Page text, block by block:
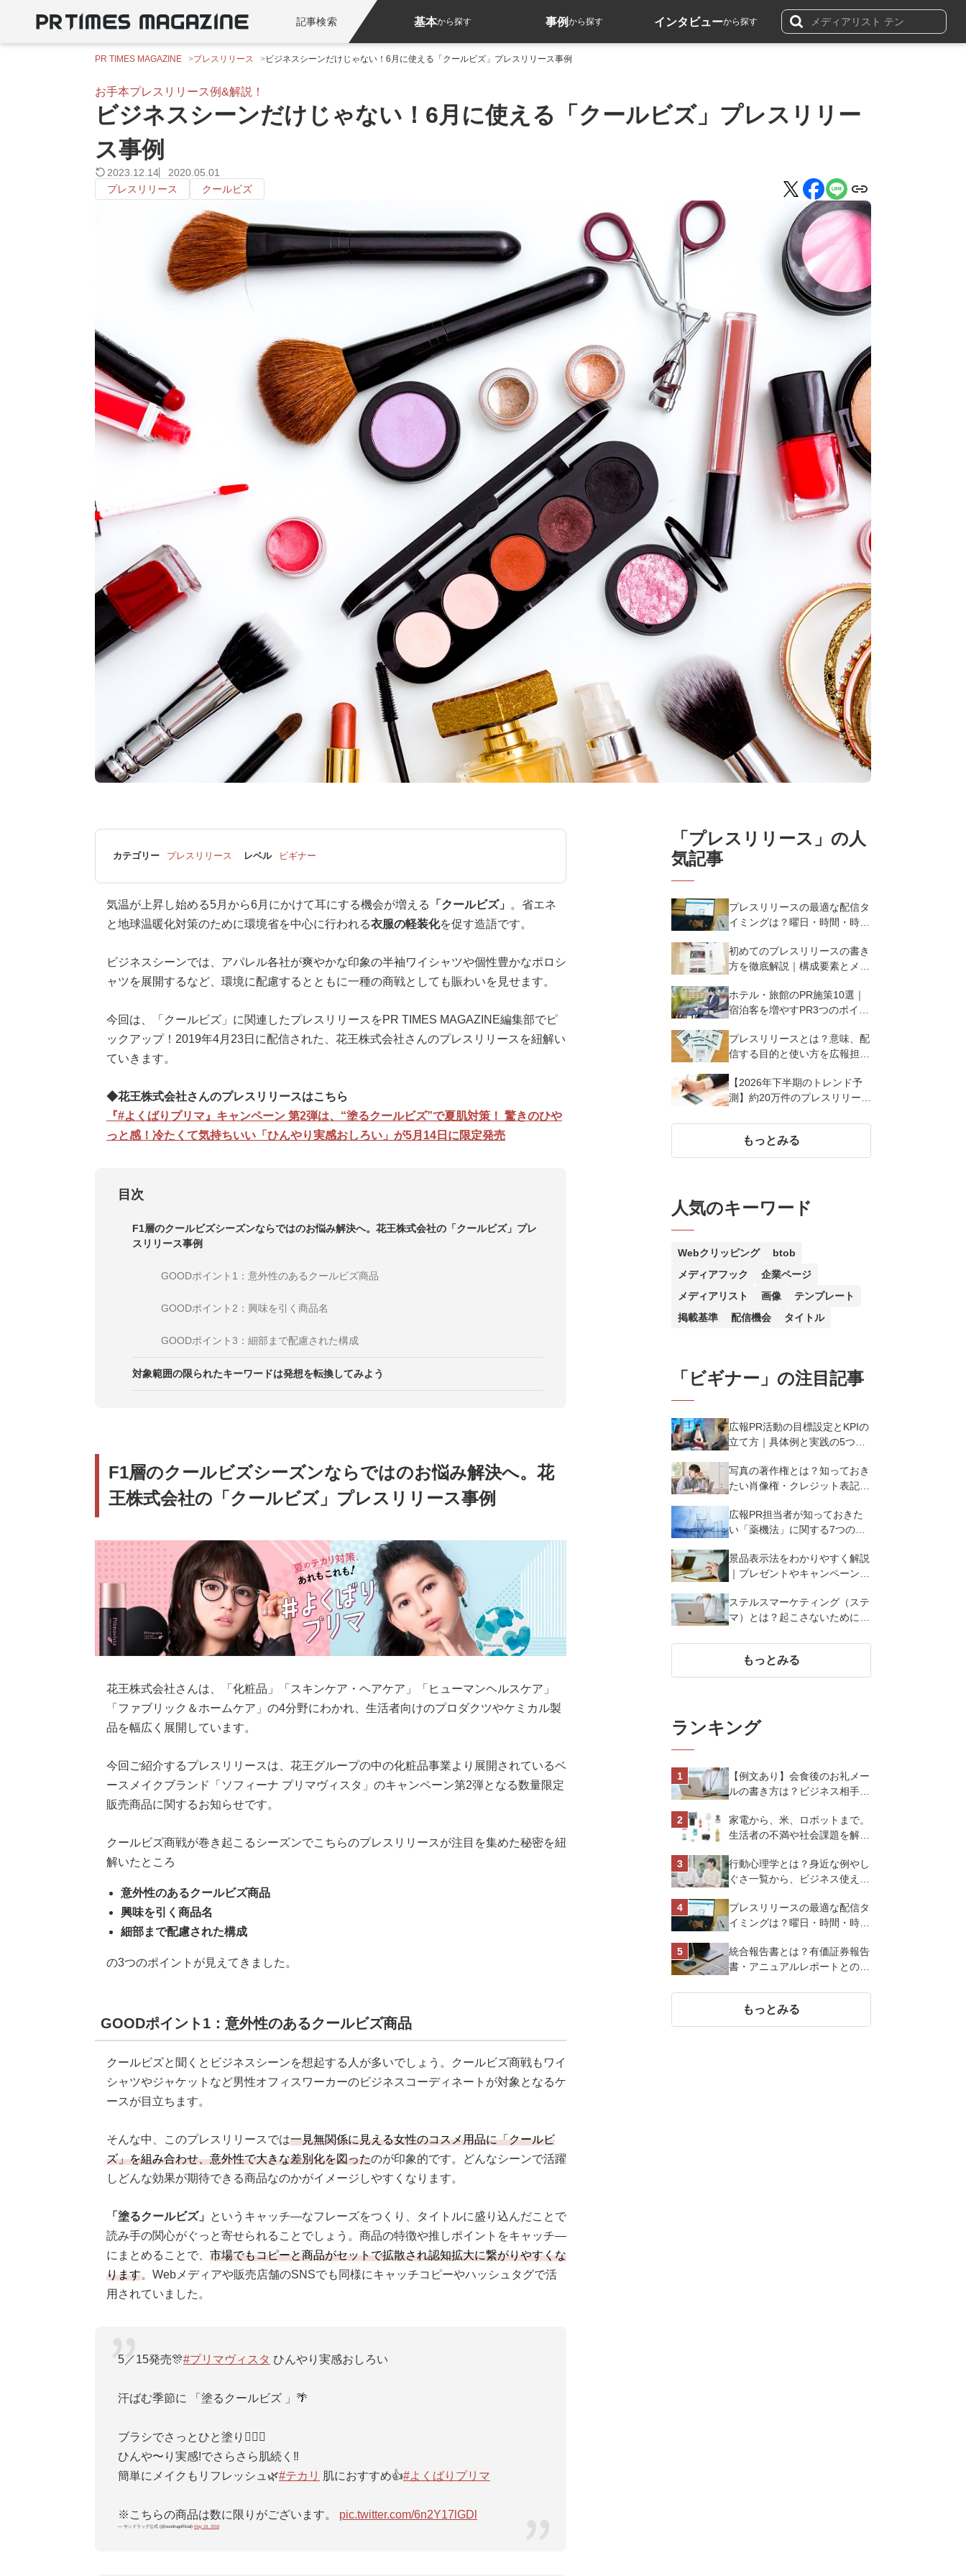
記事検索 基本から探す 事例から探す インタビューから探す
PR TIMES MAGAZINE プレスリリース ビジネスシーンだけじゃない！6月に使える「クールビズ」プレスリリース事例
お手本プレスリリース例&解説！
ビジネスシーンだけじゃない！6月に使える「クールビズ」プレスリリー
ス事例
2023.12.14
2020.05.01
プレスリリース
クールビズ
カテゴリー プレスリリース レベル ビギナー
気温が上昇し始める5月から6月にかけて耳にする機会が増える 「クールビズ」
。省エネ
と地球温暖化対策のために環境省を中心に行われる衣服の軽装化を促す造語です。
ビジネスシーンでは、アパレル各社が爽やかな印象の半袖ワイシャツや個性豊かなポロシ
ャツを展開するなど、環境に配慮するとともに一種の商戦としても賑わいを見せます。
今回は、「クールビズ」に関連したプレスリリースをPR TIMES MAGAZINE編集部でピ
ックアップ！2019年4月23日に配信された、花王株式会社さんのプレスリリースを紐解い
ていきます。
◆花王株式会社さんのプレスリリースはこちら
『#よくばりプリマ』キャンペーン 第2弾は、“塗るクールビズ”で夏肌対策！ 驚きのひや
っと感！冷たくて気持ちいい「ひんやり実感おしろい」が5月14日に限定発売
目次
F1層のクールビズシーズンならではのお悩み解決へ。花王株式会社の「クールビズ」プレ
スリリース事例
GOODポイント1：意外性のあるクールビズ商品
GOODポイント2：興味を引く商品名
GOODポイント3：細部まで配慮された構成
対象範囲の限られたキーワードは発想を転換してみよう
F1層のクールビズシーズンならではのお悩み解決へ。花
王株式会社の「クールビズ」プレスリリース事例
花王株式会社さんは、「化粧品」「スキンケア・ヘアケア」「ヒューマンヘルスケア」
「ファブリック＆ホームケア」の4分野にわかれ、生活者向けのプロダクツやケミカル製
品を幅広く展開しています。
今回ご紹介するプレスリリースは、花王グループの中の化粧品事業より展開されているベ
ースメイクブランド「ソフィーナ プリマヴィスタ」のキャンペーン第2弾となる数量限定
販売商品に関するお知らせです。
クールビズ商戦が巻き起こるシーズンでこちらのプレスリリースが注目を集めた秘密を紐
解いたところ
意外性のあるクールビズ商品
興味を引く商品名
細部まで配慮された構成
の3つのポイントが見えてきました。
GOODポイント1：意外性のあるクールビズ商品
クールビズと聞くとビジネスシーンを想起する人が多いでしょう。クールビズ商戦もワイ
シャツやジャケットなど男性オフィスワーカーのビジネスコーディネートが対象となるケ
ースが目立ちます。
そんな中、このプレスリリースでは一見無関係に見える女性のコスメ用品に「クールビ
ズ」を組み合わせ、意外性で大きな差別化を図ったのが印象的です。どんなシーンで活躍
しどんな効果が期待できる商品なのかがイメージしやすくなります。
「塗るクールビズ」
というキャッチ―なフレーズをつくり、タイトルに盛り込んだことで
読み手の関心がぐっと寄せられることでしょう。商品の特徴や推しポイントをキャッチ―
にまとめることで、 市場でもコピーと商品がセットで拡散され認知拡大に繋がりやすくな
ります。Webメディアや販売店舗のSNSでも同様にキャッチコピーやハッシュタグで活
用されていました。
5／15発売🎊#プリマヴィスタ ひんやり実感おしろい
汗ばむ季節に 「塗るクールビズ 」🌴
ブラシでさっとひと塗り☝🏻✨
ひんや〜り実感!でさらさら肌続く‼︎
簡単にメイクもリフレッシュ🌿#テカリ 肌におすすめ👍#よくばりプリマ
※こちらの商品は数に限りがございます。 pic.twitter.com/6n2Y17lGDl
— サンドラッグ公式 (@sundrugofficial) May 19, 2019
「 プレスリリース 」の人
気記事
プレスリリースの最適な配信タ
イミングは？曜日・時間・時期
化させよう
初めてのプレスリリースの書き
方を徹底解説｜構成要素とメデ
ト
ホテル・旅館のPR施策10選｜
宿泊客を増やすPR3つのポイン
プレスリリースとは？意味、配
信する目的と使い方を広報担当
【2026年下半期のトレンド予
測】約20万件のプレスリリース
もっとみる
人気のキーワード
Webクリッピング
btob
メディアフック
企業ページ
メディアリスト
画像
テンプレート
掲載基準
配信機会 タイトル
「 ビギナー 」の注目記事
広報PR活動の目標設定とKPIの
立て方｜具体例と実践の5つの
写真の著作権とは？知っておき
たい肖像権・クレジット表記
利を解説
広報PR担当者が知っておきた
い「薬機法」に関する7つのこ
景品表示法をわかりやすく解説
｜プレゼントやキャンペーン実
おくべき7つのポイント【事例
あり】
ステルスマーケティング（ステ
マ）とは？起こさないために広
知識
もっとみる
ランキング
【例文あり】会食後のお礼メー
ルの書き方は？ビジネス相手に
トを解説
家電から、米、ロボットまで。
生活者の不満や社会課題を解決
スオーヤマ株式会社
行動心理学とは？身近な例やし
ぐさ一覧から、ビジネス使える
プレスリリースの最適な配信タ
イミングは？曜日・時間・時期
化させよう
統合報告書とは？有価証券報告
書・アニュアルレポートとの違
もっとみる